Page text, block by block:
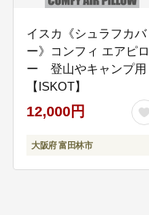
06
イスカ《シュラフカバ
ー》コンフィ エアピロ
ー 登山やキャンプ用
【ISKOT】
12,000円
大阪府 富田林市